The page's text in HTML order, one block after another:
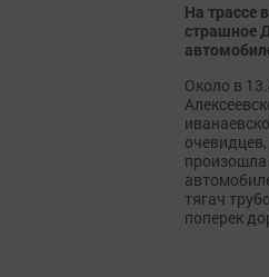
На трассе
страшное
Около в
произошла
тягач
поперек